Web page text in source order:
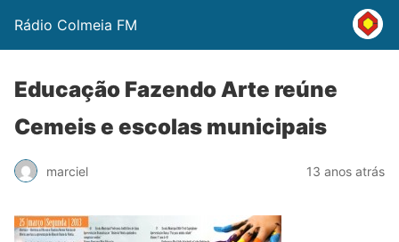
Rádio Colmeia FM
Educação Fazendo Arte reúne
Cemeis e escolas municipais
marciel 13 anos atrás